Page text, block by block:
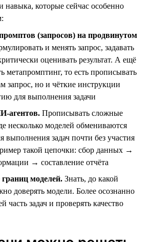
навыка, которые сейчас особенно
(запросов) на продвинутом
и менять запрос, задавать
оценивать результат. А ещё
метапромптинг, то есть прописывать
запрос, но и чёткие инструкции
для выполнения задачи
агентов. Прописывать сложные
несколько моделей обмениваются
выполнения задач почти без участия
такой цепочки: сбор данных →
→ составление отчёта
моделей. Знать, до какой
доверять модели. Более осознанно
часть задач и проверять качество